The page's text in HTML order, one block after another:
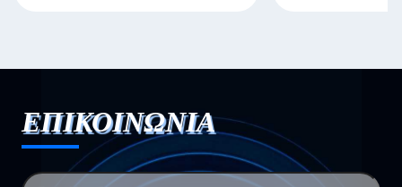
ΕΠΙΚΟΙΝΩΝΙΑ